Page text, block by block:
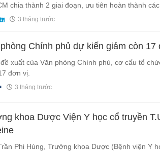
chia thành 2 giai đoạn, ưu tiên hoàn thành
3 tháng trước
Chính phủ dự kiến giảm còn 17
xuất của Văn phòng Chính phủ, cơ cấu tổ
đơn vị.
3 tháng trước
khoa Dược Viện Y học cổ truyền
Phi Hùng, Trưởng khoa Dược (Bệnh viện Y